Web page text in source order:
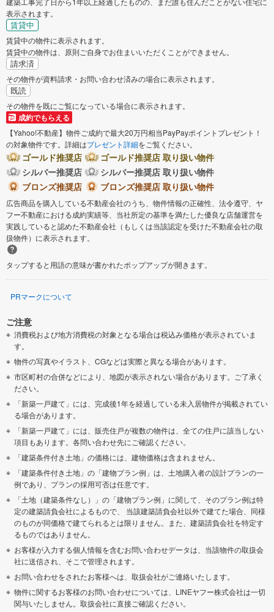
表示されます。
賃貸中
賃貸中の物件に表示されます。
賃貸中の物件は、原則ご自身でお住まいいただくことができません。
請求済
その物件が資料請求・お問い合わせ済みの場合に表示されます。
既読
その物件を既にご覧になっている場合に表示されます。
成約でもらえる
【Yahoo!不動産】物件ご成約で最大20万円相当PayPayポイントプレゼント！
の対象物件です。詳細はプレゼント詳細をご覧ください。
ゴールド推奨店
ゴールド推奨店 取り扱い物件
シルバー推奨店
シルバー推奨店 取り扱い物件
ブロンズ推奨店
ブロンズ推奨店 取り扱い物件
広告商品を購入している不動産会社のうち、物件情報の正確性、法令遵守、ヤ
フー不動産における成約実績等、当社所定の基準を満たした優良な店舗運営を
実践していると認めた不動産会社（もしくは当該認定を受けた不動産会社の取
扱物件）に表示されます。
タップすると用語の意味が書かれたポップアップが開きます。
PRマークについて
ご注意
消費税および地方消費税の対象となる場合は税込み価格が表示されていま
す。
物件の写真やイラスト、CGなどは実際と異なる場合があります。
市区町村の合併などにより、地図が表示されない場合があります。ご了承く
ださい。
「新築一戸建て」には、完成後1年を経過している未入居物件が掲載されてい
る場合があります。
「新築一戸建て」には、販売住戸が複数の物件は、全ての住戸に該当しない
項目もあります。各問い合わせ先にご確認ください。
「建築条件付き土地」の価格には、建物価格は含まれません。
「建築条件付き土地」の「建物プラン例」は、土地購入者の設計プランの一
例であり、プランの採用可否は任意です。
「土地（建築条件なし）」の「建物プラン例」に関して、そのプラン例は特
定の建築請負会社によるもので、 当該建築請負会社以外で建てた場合、同様
のものが同価格で建てられるとは限りません。また、建築請負会社を特定す
るものではありません。
お客様が入力する個人情報を含むお問い合わせデータは、当該物件の取扱会
社に送信され、そこで管理されます。
お問い合わせをされたお客様へは、取扱会社がご連絡いたします。
物件に関するお客様のお問い合わせについては、LINEヤフー株式会社は一切
関与いたしません。取扱会社に直接ご確認ください。